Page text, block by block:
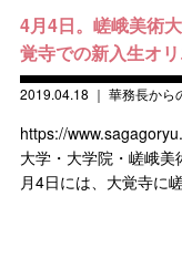
4月4日。嵯峨美術
覚寺での新入生オ
2019.04.18 ｜ 華務長から
https://
大学・大学院・嵯峨
月4日には、大覚寺に